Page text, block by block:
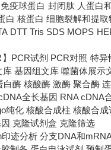
免疫球蛋白 封闭肽 人蛋
白 核蛋白 细胞裂解和提
DTT Tris SDS MOPS
】PCR试剂 PCR对照 特
基因组文库 噬菌体展示
白酶 核酸酶 激酶 聚合酶
全长基因 RNA cDNA
纯化 核酸合成柱 核酸合成
因 克隆试剂盒 克隆筛选
印迹分析 分支DNA和